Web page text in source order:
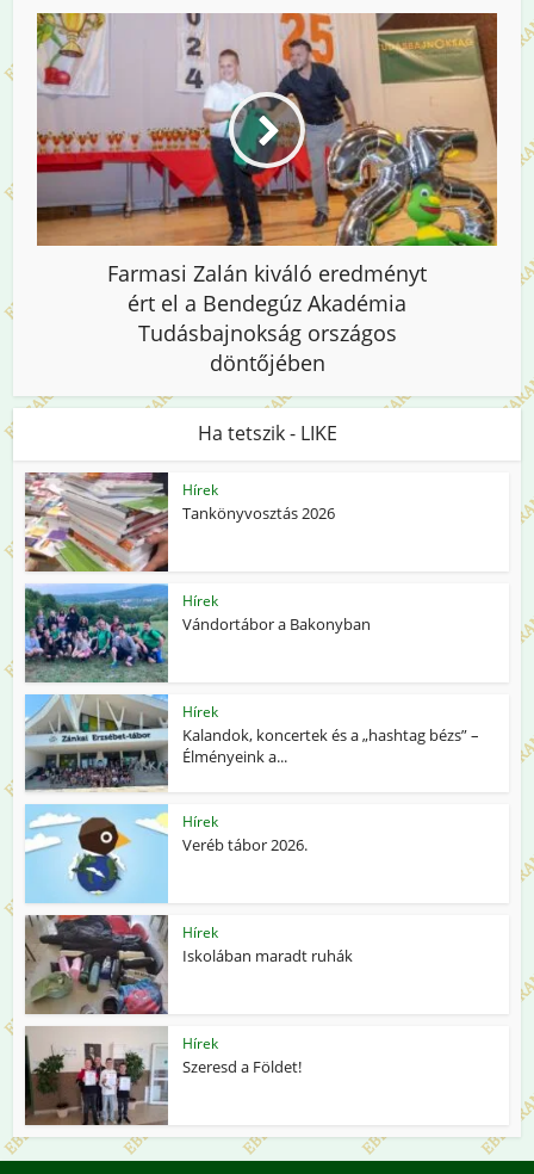
Farmasi Zalán kiváló eredményt
ért el a Bendegúz Akadémia
Tudásbajnokság országos
döntőjében
Ha tetszik - LIKE
Hírek
Tankönyvosztás 2026
Hírek
Vándortábor a Bakonyban
Hírek
Kalandok, koncertek és a „hashtag bézs” –
Élményeink a...
Hírek
Veréb tábor 2026.
Hírek
Iskolában maradt ruhák
Hírek
Szeresd a Földet!